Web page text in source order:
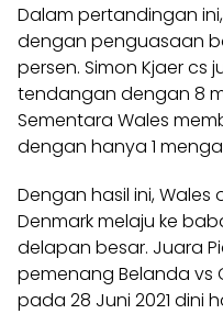
Dalam pertandingan
dengan penguasaan
persen. Simon Kjaer cs
tendangan dengan 8
Sementara Wales
dengan hanya 1
Dengan hasil ini,
Denmark melaju ke
delapan besar. Juara
pemenang Belanda vs
pada 28 Juni 2021 dini